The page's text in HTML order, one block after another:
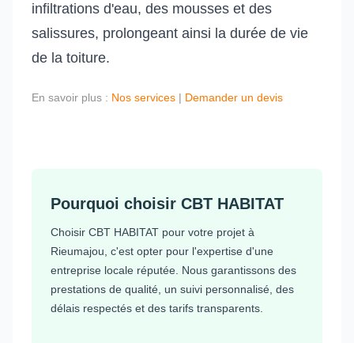
infiltrations d'eau, des mousses et des
salissures, prolongeant ainsi la durée de vie
de la toiture.
En savoir plus : Nos services | Demander un devis
Pourquoi choisir CBT HABITAT
Choisir CBT HABITAT pour votre projet à
Rieumajou, c'est opter pour l'expertise d'une
entreprise locale réputée. Nous garantissons des
prestations de qualité, un suivi personnalisé, des
délais respectés et des tarifs transparents.